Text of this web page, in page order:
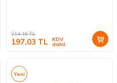
214,16TL
197,03 TL KDV
dahil
Yeni